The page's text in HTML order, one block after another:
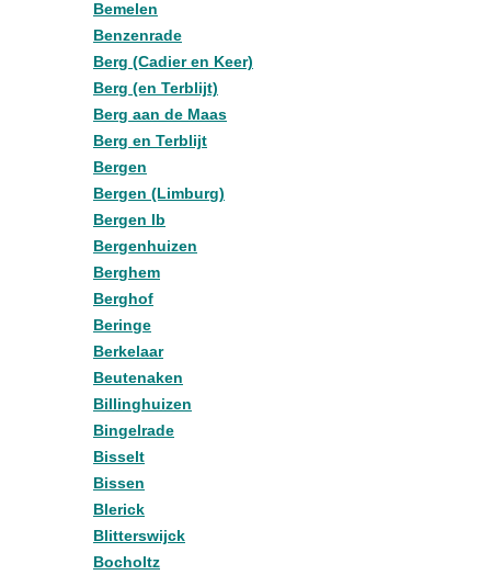
Bemelen
Benzenrade
Berg (Cadier en Keer)
Berg (en Terblijt)
Berg aan de Maas
Berg en Terblijt
Bergen
Bergen (Limburg)
Bergen lb
Bergenhuizen
Berghem
Berghof
Beringe
Berkelaar
Beutenaken
Billinghuizen
Bingelrade
Bisselt
Bissen
Blerick
Blitterswijck
Bocholtz